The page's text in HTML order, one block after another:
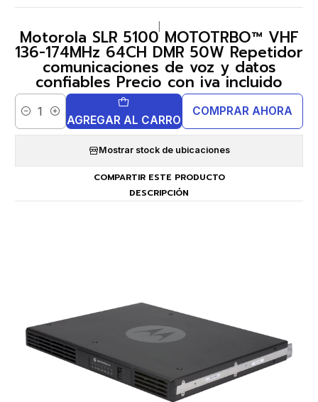
Motorola SLR 5100 MOTOTRBO™ VHF
136-174MHz 64CH DMR 50W Repetidor
comunicaciones de voz y datos
confiables Precio con iva incluido
Cantidad AGREGAR AL CARRO
COMPRAR AHORA
Mostrar stock de ubicaciones
COMPARTIR ESTE PRODUCTO
DESCRIPCIÓN